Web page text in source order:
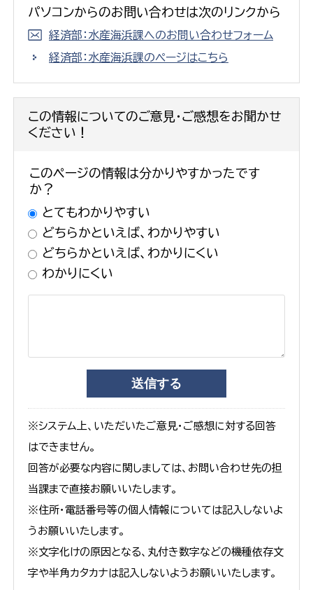
パソコンからのお問い合わせは次のリンクから
経済部：水産海浜課へのお問い合わせフォーム
経済部：水産海浜課のページはこちら
この情報についてのご意見・ご感想をお聞かせ
ください！
このページの情報は分かりやすかったです
か？
とてもわかりやすい
どちらかといえば、わかりやすい
どちらかといえば、わかりにくい
わかりにくい
※システム上、いただいたご意見・ご感想に対する回答
はできません。
回答が必要な内容に関しましては、お問い合わせ先の担
当課まで直接お願いいたします。
※住所・電話番号等の個人情報については記入しないよ
うお願いいたします。
※文字化けの原因となる、丸付き数字などの機種依存文
字や半角カタカナは記入しないようお願いいたします。